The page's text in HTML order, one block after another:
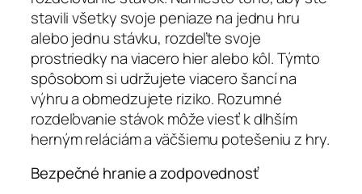
stavili všetky svoje peniaze na jednu hru
alebo jednu stávku, rozdeľte svoje
prostriedky na viacero hier alebo kôl. Týmto
spôsobom si udržujete viacero šancí na
výhru a obmedzujete riziko. Rozumné
rozdeľovanie stávok môže viesť k dlhším
herným reláciám a väčšiemu potešeniu z hry.
Bezpečné hranie a zodpovednosť